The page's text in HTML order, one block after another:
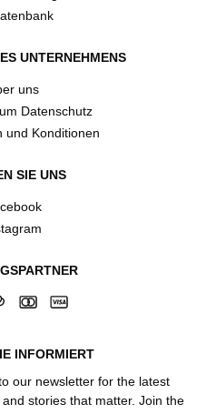
UNTERNEHMENS
uns
Datenschutz
und Konditionen
SIE UNS
INFORMIERT
our newsletter for the latest
stories that matter. Join the